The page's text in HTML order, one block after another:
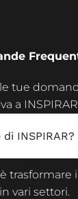
tue
a
INSPIRAR?
trasformare
vari settori.